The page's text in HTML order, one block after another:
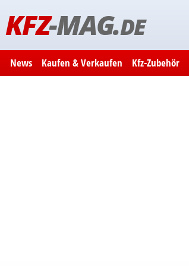
KFZ-MAG.DE
News Kaufen & Verkaufen Kfz-Zubehör